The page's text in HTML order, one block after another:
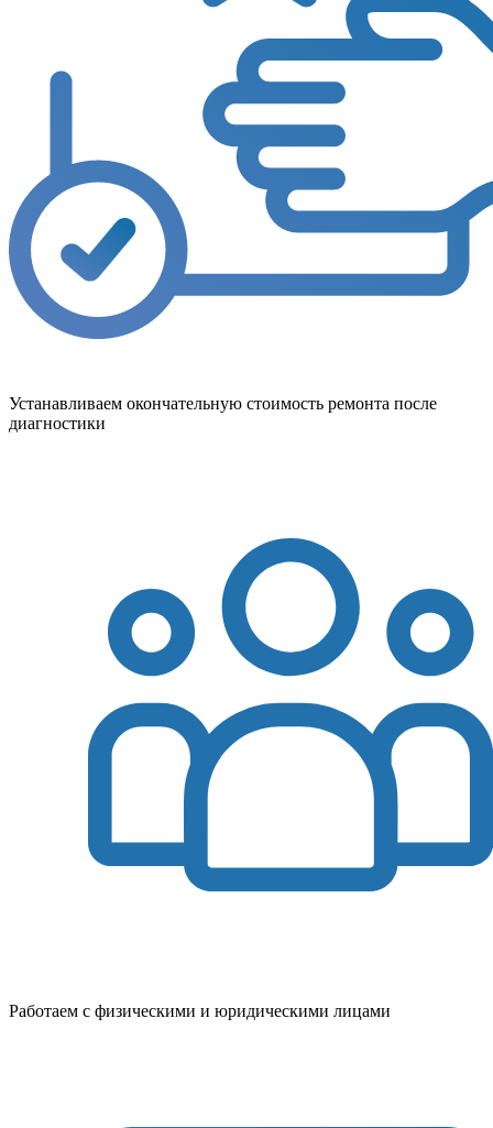
Устанавливаем окончательную стоимость ремонта после
диагностики
Работаем с физическими и юридическими лицами